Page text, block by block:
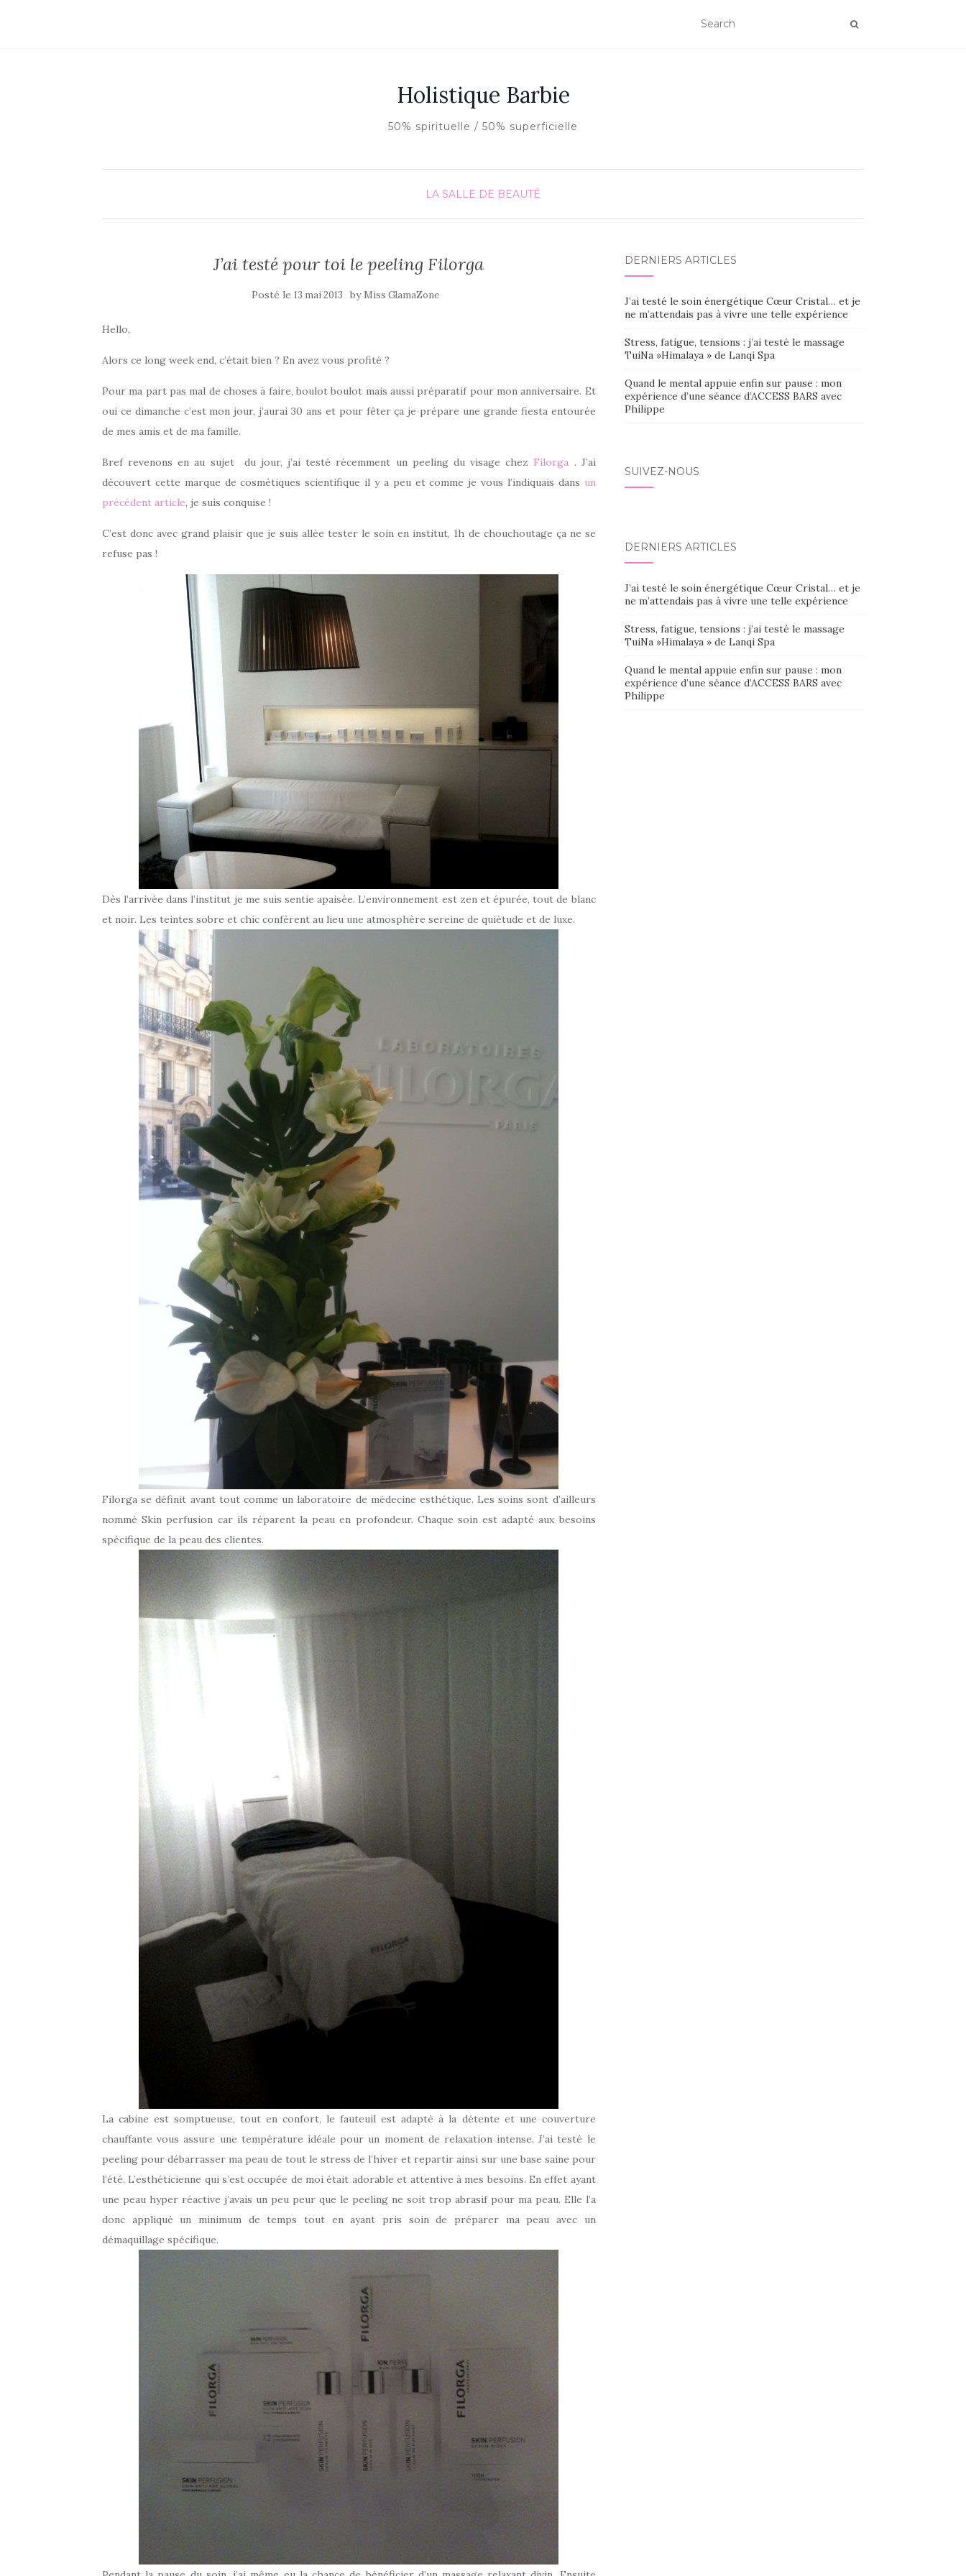
Holistique Barbie
50% spirituelle / 50% superficielle
LA SALLE DE BEAUTÉ
J’ai testé pour toi le peeling Filorga
Posté le 13 mai 2013 by Miss GlamaZone
Hello,
Alors ce long week end, c’était bien ? En avez vous profité ?
Pour ma part pas mal de choses à faire, boulot boulot mais aussi préparatif pour mon anniversaire. Et
oui ce dimanche c’est mon jour, j’aurai 30 ans et pour fêter ça je prépare une grande fiesta entourée
de mes amis et de ma famille.
Bref revenons en au sujet du jour, j’ai testé récemment un peeling du visage chez Filorga . J’ai
découvert cette marque de cosmétiques scientifique il y a peu et comme je vous l’indiquais dans un
précédent article, je suis conquise !
C’est donc avec grand plaisir que je suis allée tester le soin en institut, 1h de chouchoutage ça ne se
refuse pas !
Dès l’arrivée dans l’institut je me suis sentie apaisée. L’environnement est zen et épurée, tout de blanc
et noir. Les teintes sobre et chic confèrent au lieu une atmosphère sereine de quiétude et de luxe.
Filorga se définit avant tout comme un laboratoire de médecine esthétique. Les soins sont d’ailleurs
nommé Skin perfusion car ils réparent la peau en profondeur. Chaque soin est adapté aux besoins
spécifique de la peau des clientes.
La cabine est somptueuse, tout en confort, le fauteuil est adapté à la détente et une couverture
chauffante vous assure une température idéale pour un moment de relaxation intense. J’ai testé le
peeling pour débarrasser ma peau de tout le stress de l’hiver et repartir ainsi sur une base saine pour
l’été. L’esthéticienne qui s’est occupée de moi était adorable et attentive à mes besoins. En effet ayant
une peau hyper réactive j’avais un peu peur que le peeling ne soit trop abrasif pour ma peau. Elle l’a
donc appliqué un minimum de temps tout en ayant pris soin de préparer ma peau avec un
démaquillage spécifique.
DERNIERS ARTICLES
J’ai testé le soin énergétique Cœur Cristal… et je
ne m’attendais pas à vivre une telle expérience
Stress, fatigue, tensions : j’ai testé le massage
TuiNa »Himalaya » de Lanqi Spa
Quand le mental appuie enfin sur pause : mon
expérience d’une séance d’ACCESS BARS avec
Philippe
SUIVEZ-NOUS
DERNIERS ARTICLES
J’ai testé le soin énergétique Cœur Cristal… et je
ne m’attendais pas à vivre une telle expérience
Stress, fatigue, tensions : j’ai testé le massage
TuiNa »Himalaya » de Lanqi Spa
Quand le mental appuie enfin sur pause : mon
expérience d’une séance d’ACCESS BARS avec
Philippe